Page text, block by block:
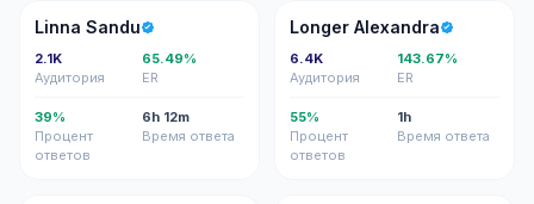
LS
Linna Sandu
2.1K
Аудитория
65.49%
ER
39%
Процент
ответов
6h 12m
Время ответа
LA
Longer Alexandra
6.4K
Аудитория
143.67%
ER
55%
Процент
ответов
1h
Время ответа